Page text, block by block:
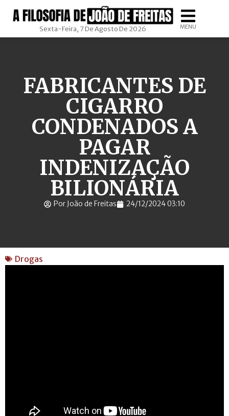
Sexta-Feira, 7 De Agosto De 2026 MENU
FABRICANTES DE
CIGARRO
CONDENADOS A
PAGAR
INDENIZAÇÃO
BILIONÁRIA
Por João de Freitas 24/12/2024 03:10
Drogas